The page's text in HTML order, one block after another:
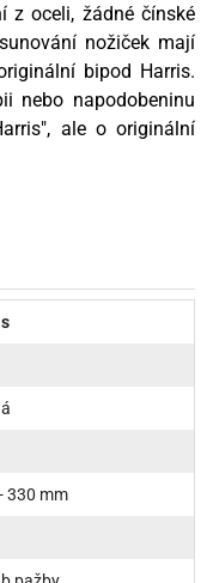
z oceli, žádné čínské
nožiček mají
bipod Harris.
nebo napodobeninu
ale o originální
330 mm